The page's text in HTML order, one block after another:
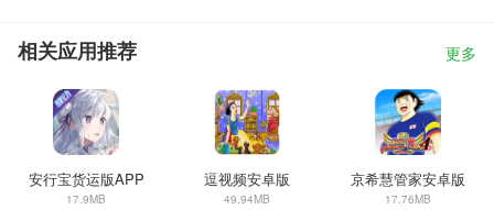
相关应用推荐 更多
安行宝货运版APP
17.9MB
逗视频安卓版
49.94MB
京希慧管家安卓版
17.76MB